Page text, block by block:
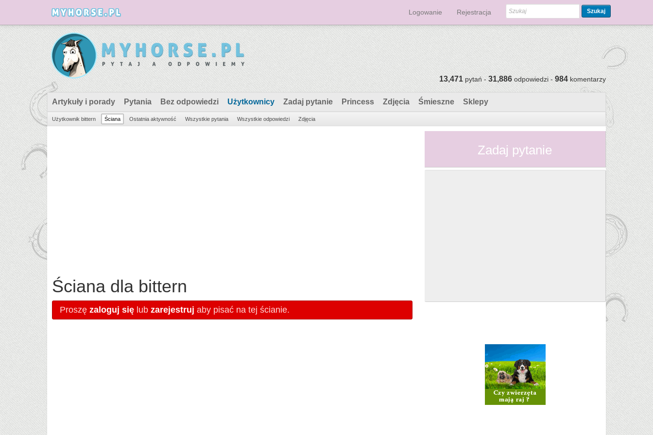
Logowanie Rejestracja Szukaj
13,471pytań -31,886odpowiedzi -984komentarzy
Artykuły i porady Pytania Bez odpowiedzi Użytkownicy Zadaj pytanie Princess Zdjęcia Śmieszne Sklepy
Użytkownik bittern Ściana Ostatnia aktywność Wszystkie pytania Wszystkie odpowiedzi Zdjęcia
Ściana dla bittern
Proszę zaloguj się lub zarejestruj aby pisać na tej ścianie.
Zadaj pytanie